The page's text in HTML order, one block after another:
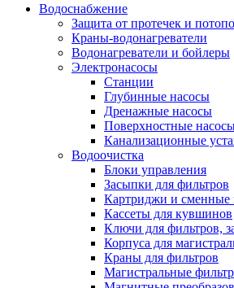
Строительные товары
Все для бани
Полезные статьи
Водоснабжение
Защита от протечек и
Краны-водонагреватели
Водонагреватели и бойлеры
Электронасосы
Станции
Глубинные насосы
Дренажные насосы
Поверхностные
Канализационные
Водоочистка
Блоки управления
Засыпки для фильтров
Картриджи и сменные
Кассеты для кувшинов
Ключи для фильтров,
Корпуса для
Краны для фильтров
Магистральные